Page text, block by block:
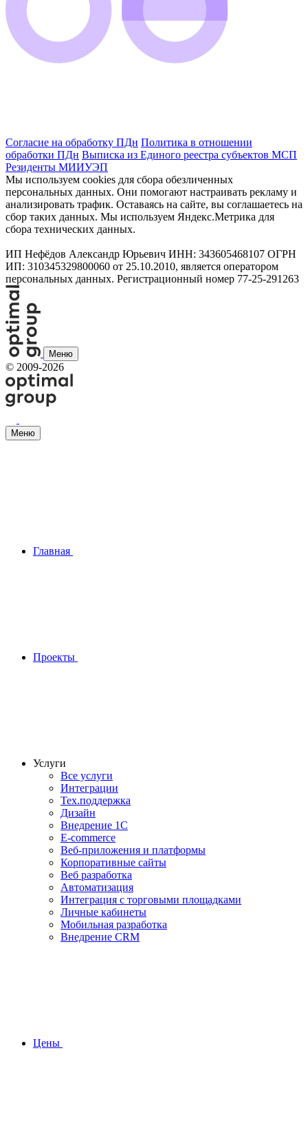
Согласие на обработку ПДн Политика в отношении
обработки ПДн Выписка из Единого реестра субъектов МСП
Резиденты МИИУЭП
Мы используем cookies для сбора обезличенных
персональных данных. Они помогают настраивать рекламу и
анализировать трафик. Оставаясь на сайте, вы соглашаетесь на
сбор таких данных. Мы используем Яндекс.Метрика для
сбора технических данных.
ИП Нефёдов Александр Юрьевич ИНН: 343605468107 ОГРН
ИП: 310345329800060 от 25.10.2010, является оператором
персональных данных. Регистрационный номер 77-25-291263
Меню
© 2009-2026
Меню
Главная
Проекты
Услуги
Все услуги
Интеграции
Тех.поддержка
Дизайн
Внедрение 1С
E-commerce
Веб-приложения и платформы
Корпоративные сайты
Веб разработка
Автоматизация
Интеграция с торговыми площадками
Личные кабинеты
Мобильная разработка
Внедрение CRM
Цены